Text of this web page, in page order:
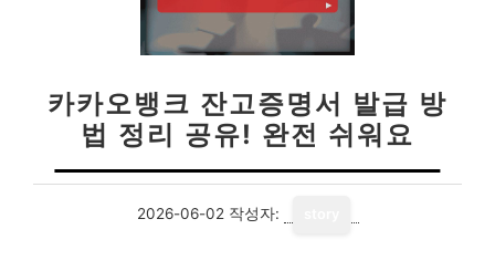
카카오뱅크 잔고증명서 발급 방
법 정리 공유! 완전 쉬워요
2026-06-02 작성자: